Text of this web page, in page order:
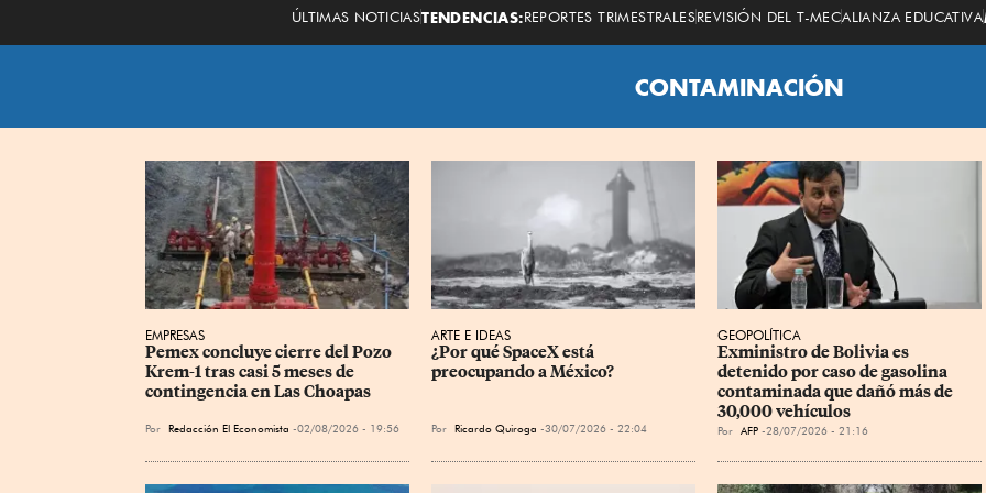
ÚLTIMAS NOTICIASTENDENCIAS:REPORTES TRIMESTRALESREVISIÓN DEL T-MECALIANZA EDUCATIVA
CONTAMINACIÓN
EMPRESAS
Pemex concluye cierre del Pozo
Krem-1 tras casi 5 meses de
contingencia en Las Choapas
Por Redacción El Economista 02/08/2026 - 19:56
ARTE E IDEAS
¿Por qué SpaceX está
preocupando a México?
Por Ricardo Quiroga 30/07/2026 - 22:04
GEOPOLÍTICA
Exministro de Bolivia es
detenido por caso de gasolina
contaminada que dañó más de
30,000 vehículos
Por AFP 28/07/2026 - 21:16